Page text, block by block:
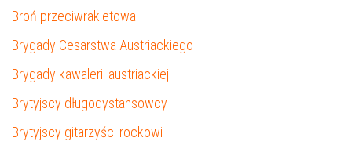
Broń przeciwrakietowa
Brygady Cesarstwa Austriackiego
Brygady kawalerii austriackiej
Brytyjscy długodystansowcy
Brytyjscy gitarzyści rockowi